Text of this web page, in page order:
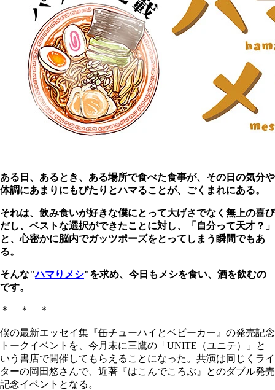
ある日、あるとき、ある場所で食べた食事が、その日の気分や
体調にあまりにもぴたりとハマることが、ごくまれにある。
それは、飲み食いが好きな僕にとって大げさでなく無上の喜び
だし、ベストな選択ができたことに対し、「自分って天才？」
と、心密かに脳内でガッツポーズをとってしまう瞬間でもあ
る。
そんな"ハマりメシ"を求め、今日もメシを食い、酒を飲むの
です。
＊ ＊ ＊
僕の最新エッセイ集『缶チューハイとベビーカー』の発売記念
トークイベントを、今月末に三鷹の「UNITE（ユニテ）」と
いう書店で開催してもらえることになった。共演は同じくライ
ターの岡田悠さんで、近著『はこんでころぶ』とのダブル発売
記念イベントとなる。